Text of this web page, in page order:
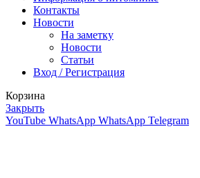
Контакты
Новости
На заметку
Новости
Статьи
Вход / Регистрация
Корзина
Закрыть
YouTube WhatsApp WhatsApp Telegram